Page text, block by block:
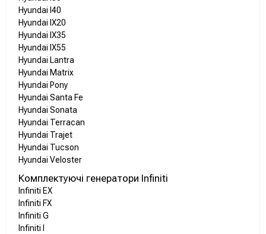
Hyundai I40
Hyundai IX20
Hyundai IX35
Hyundai IX55
Hyundai Lantra
Hyundai Matrix
Hyundai Pony
Hyundai Santa Fe
Hyundai Sonata
Hyundai Terracan
Hyundai Trajet
Hyundai Tucson
Hyundai Veloster
Комплектуючі генератори Infiniti
Infiniti EX
Infiniti FX
Infiniti G
Infiniti I